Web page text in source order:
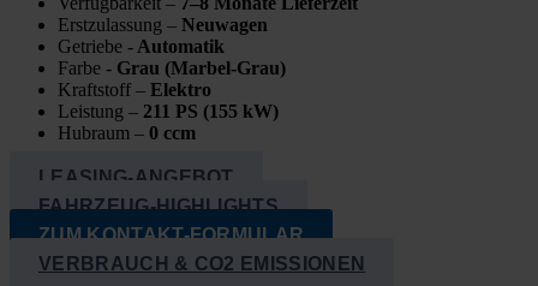
Erst­zu­las­sung – Neu­wa­gen
Getrie­be - Auto­ma­tik
Far­be - Grau (Mar­­bel-Grau)
Kraft­stoff – Elek­tro
Leis­tung – 211 PS (155 kW)
Hub­raum – 0 ccm
LEA­SING-ANGE­BOT
FAHR­ZEUG-HIGH­LIGHTS
ZUM KON­TAKT-FOR­MU­LAR
VER­BRAUCH & CO2 EMIS­SIO­NEN